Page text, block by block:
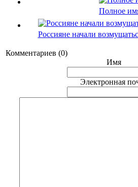
Полное
Россияне начали
Комментариев (0)
Имя
Электронная